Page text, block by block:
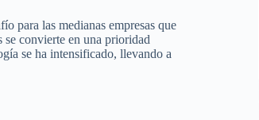
para las medianas empresas que
se convierte en una prioridad
se ha intensificado, llevando a